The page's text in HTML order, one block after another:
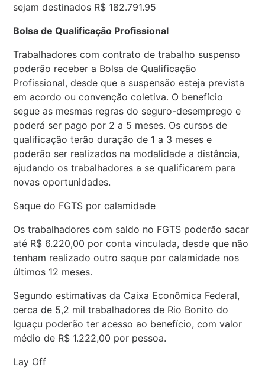
sejam destinados R$ 182.791.95
Bolsa de Qualificação Profissional
Trabalhadores com contrato de trabalho suspenso
poderão receber a Bolsa de Qualificação
Profissional, desde que a suspensão esteja prevista
em acordo ou convenção coletiva. O benefício
segue as mesmas regras do seguro-desemprego e
poderá ser pago por 2 a 5 meses. Os cursos de
qualificação terão duração de 1 a 3 meses e
poderão ser realizados na modalidade a distância,
ajudando os trabalhadores a se qualificarem para
novas oportunidades.
Saque do FGTS por calamidade
Os trabalhadores com saldo no FGTS poderão sacar
até R$ 6.220,00 por conta vinculada, desde que não
tenham realizado outro saque por calamidade nos
últimos 12 meses.
Segundo estimativas da Caixa Econômica Federal,
cerca de 5,2 mil trabalhadores de Rio Bonito do
Iguaçu poderão ter acesso ao benefício, com valor
médio de R$ 1.222,00 por pessoa.
Lay Off